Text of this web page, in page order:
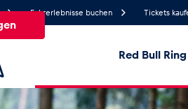
Fahrerlebnisse buchen Tickets
Red Bull Ring
25.3°
Temperatur